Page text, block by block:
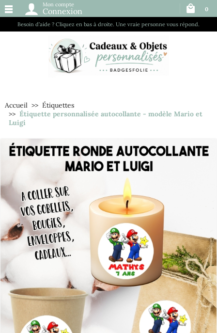
Besoin d’aide ? Cliquez en bas à droite. Une vraie personne vous répond.
Mon compte
Connexion 0
Accueil
Étiquettes
Étiquette personnalisée autocollante - modèle Mario et
Luigi